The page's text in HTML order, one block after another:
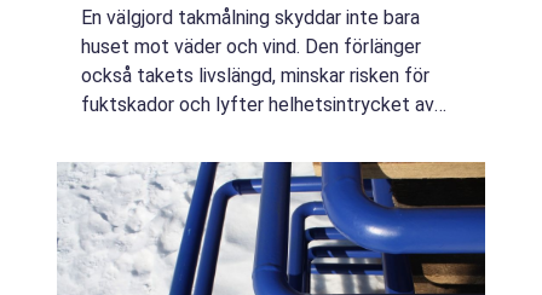
En välgjord takmålning skyddar inte bara
huset mot väder och vind. Den förlänger
också takets livslängd, minskar risken för
fuktskador och lyfter helhetsintrycket av
...